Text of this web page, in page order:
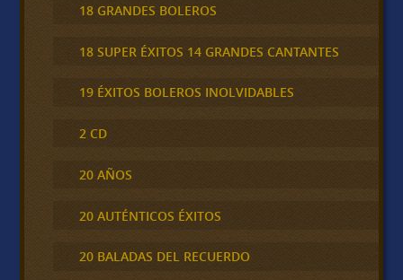
18 GRANDES BOLEROS
18 SUPER ÉXITOS 14 GRANDES CANTANTES
19 ÉXITOS BOLEROS INOLVIDABLES
2 CD
20 AÑOS
20 AUTÉNTICOS ÉXITOS
20 BALADAS DEL RECUERDO